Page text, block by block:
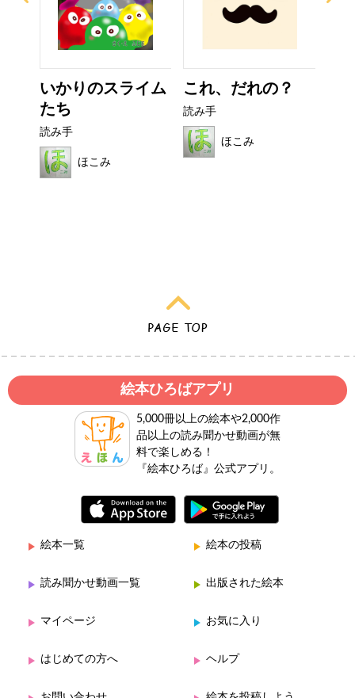
いかりのスライム
たち
読み手
ほこみ
これ、だれの？
読み手
ほこみ
絵本ひろばアプリ
5,000冊以上の絵本や2,000作
品以上の読み聞かせ動画が無
料で楽しめる！
『絵本ひろば』公式アプリ。
絵本一覧 絵本の投稿
読み聞かせ動画一覧 出版された絵本
マイページ お気に入り
はじめての方へ ヘルプ